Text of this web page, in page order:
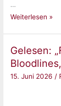
…
Gelesen:
von
Thea
Guanzon
Weiterlesen »
Gelesen:
15. Juni 2026/